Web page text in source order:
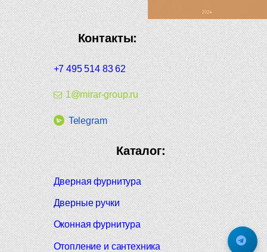
Контакты:
+7 495 514 83 62
1@mirar-group.ru
Telegram
Каталог:
Дверная фурнитура
Дверные ручки
Оконная фурнитура
Отопление и сантехника